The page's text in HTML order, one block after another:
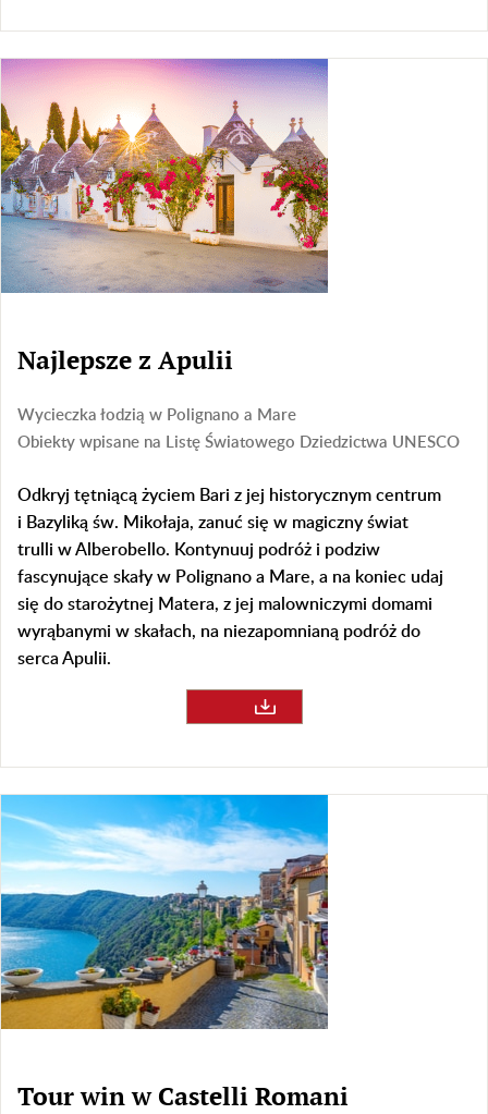
Najlepsze z Apulii
Wycieczka łodzią w Polignano a Mare
Obiekty wpisane na Listę Światowego Dziedzictwa UNESCO
Odkryj tętniącą życiem Bari z jej historycznym centrum
i Bazyliką św. Mikołaja, zanuć się w magiczny świat
trulli w Alberobello. Kontynuuj podróż i podziw
fascynujące skały w Polignano a Mare, a na koniec udaj
się do starożytnej Matera, z jej malowniczymi domami
wyrąbanymi w skałach, na niezapomnianą podróż do
serca Apulii.
Tour win w Castelli Romani